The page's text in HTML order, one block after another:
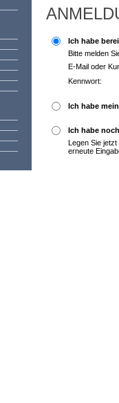
Ich habe
Bitte melden
E-Mail oder
Kennwort:
Ich habe
Ich habe
Legen Sie
erneute